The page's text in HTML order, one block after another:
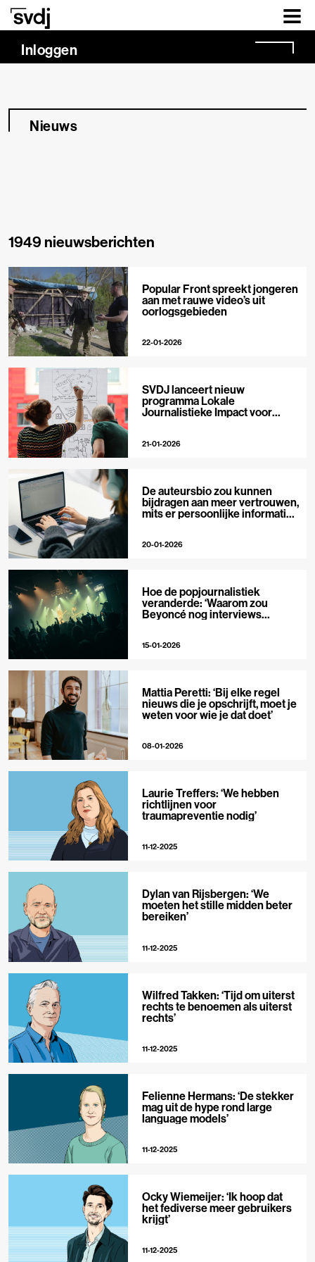
Naar hoofdinhoud
Inloggen
Nieuws
1949 nieuwsberichten
Popular Front spreekt jongeren
aan met rauwe video’s uit
oorlogsgebieden
22-01-2026
SVDJ lanceert nieuw
programma Lokale
Journalistieke Impact voor
21-01-2026
De auteursbio zou kunnen
bijdragen aan meer vertrouwen,
mits er persoonlijke informatie
20-01-2026
Hoe de popjournalistiek
veranderde: ‘Waarom zou
Beyoncé nog interviews
15-01-2026
Mattia Peretti: ‘Bij elke regel
nieuws die je opschrijft, moet je
weten voor wie je dat doet’
08-01-2026
Laurie Treffers: ‘We hebben
richtlijnen voor
traumapreventie nodig’
11-12-2025
Dylan van Rijsbergen: ‘We
moeten het stille midden beter
bereiken’
11-12-2025
Wilfred Takken: ‘Tijd om uiterst
rechts te benoemen als uiterst
rechts’
11-12-2025
Felienne Hermans: ‘De stekker
mag uit de hype rond large
language models’
11-12-2025
Ocky Wiemeijer: ‘Ik hoop dat
het fediverse meer gebruikers
krijgt’
11-12-2025